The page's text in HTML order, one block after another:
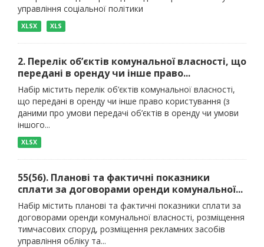
управління соціальної політики
XLSX XLS
2. Перелік об’єктів комунальної власності, що
передані в оренду чи інше право...
Набір містить перелік об’єктів комунальної власності,
що передані в оренду чи інше право користування (з
даними про умови передачі об’єктів в оренду чи умови
іншого...
XLSX
55(56). Планові та фактичні показники
сплати за договорами оренди комунальної...
Набір містить планові та фактичні показники сплати за
договорами оренди комунальної власності, розміщення
тимчасових споруд, розміщення рекламних засобів
управління обліку та...